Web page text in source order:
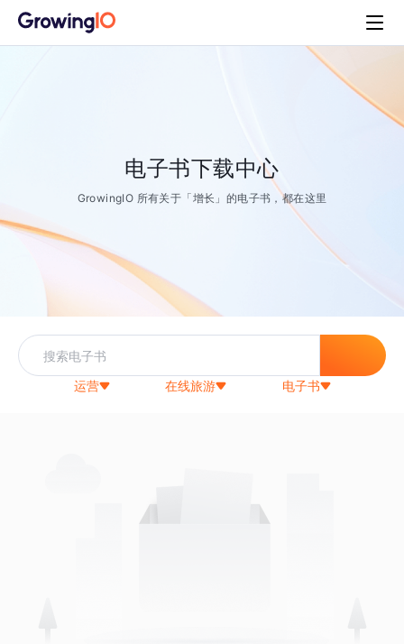
电子书下载中心
GrowingIO 所有关于「增长」的电子书，都在这里
运营 在线旅游 电子书